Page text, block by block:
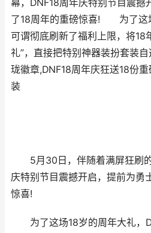
幕，DNF18周年庆特别节目震撼
了18周年的重磅惊喜! 为了这
可谓彻底刷新了福利上限，将18
礼”，直接把特别神器装扮套装
珑徽章,DNF18周年庆狂送18份
装
5月30日，伴随着满屏狂刷的
庆特别节目震撼开启，提前为勇
惊喜!
为了这场18岁的周年大礼，